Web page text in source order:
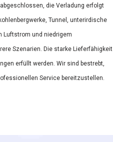
die Verladung erfolgt
Tunnel, unterirdische
Luftstrom und niedrigem
Szenarien. Die starke Lieferfähigkeit
erfüllt werden. Wir sind bestrebt,
Service bereitzustellen.